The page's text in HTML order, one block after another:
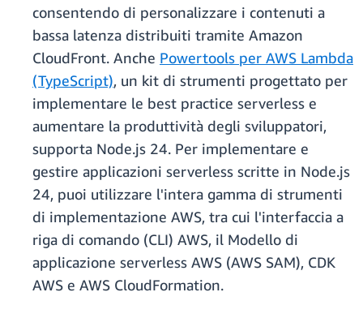
consentendo di personalizzare i contenuti a
bassa latenza distribuiti tramite Amazon
CloudFront. Anche Powertools per AWS Lambda
(TypeScript), un kit di strumenti progettato per
implementare le best practice serverless e
aumentare la produttività degli sviluppatori,
supporta Node.js 24. Per implementare e
gestire applicazioni serverless scritte in Node.js
24, puoi utilizzare l'intera gamma di strumenti
di implementazione AWS, tra cui l'interfaccia a
riga di comando (CLI) AWS, il Modello di
applicazione serverless AWS (AWS SAM), CDK
AWS e AWS CloudFormation.